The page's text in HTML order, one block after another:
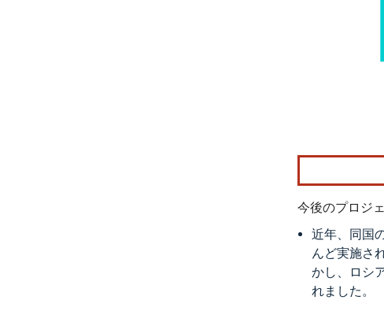
画像 © Mordor
今後のプロジ
近年、同国
んど実施さ
かし、ロシ
れました。